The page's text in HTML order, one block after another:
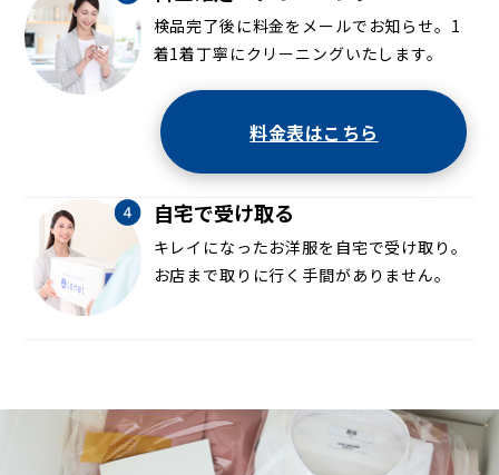
検品完了後に料金をメールでお知らせ。1
着1着丁寧にクリーニングいたします。
料金表はこちら
自宅で受け取る
キレイになったお洋服を自宅で受け取り。
お店まで取りに行く手間がありません。